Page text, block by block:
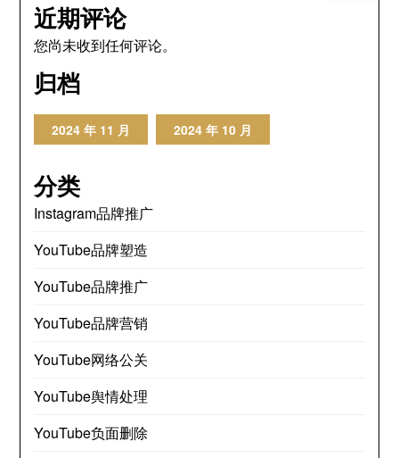
近期评论
您尚未收到任何评论。
归档
2024 年 11 月 2024 年 10 月
分类
Instagram品牌推广
YouTube品牌塑造
YouTube品牌推广
YouTube品牌营销
YouTube网络公关
YouTube舆情处理
YouTube负面删除